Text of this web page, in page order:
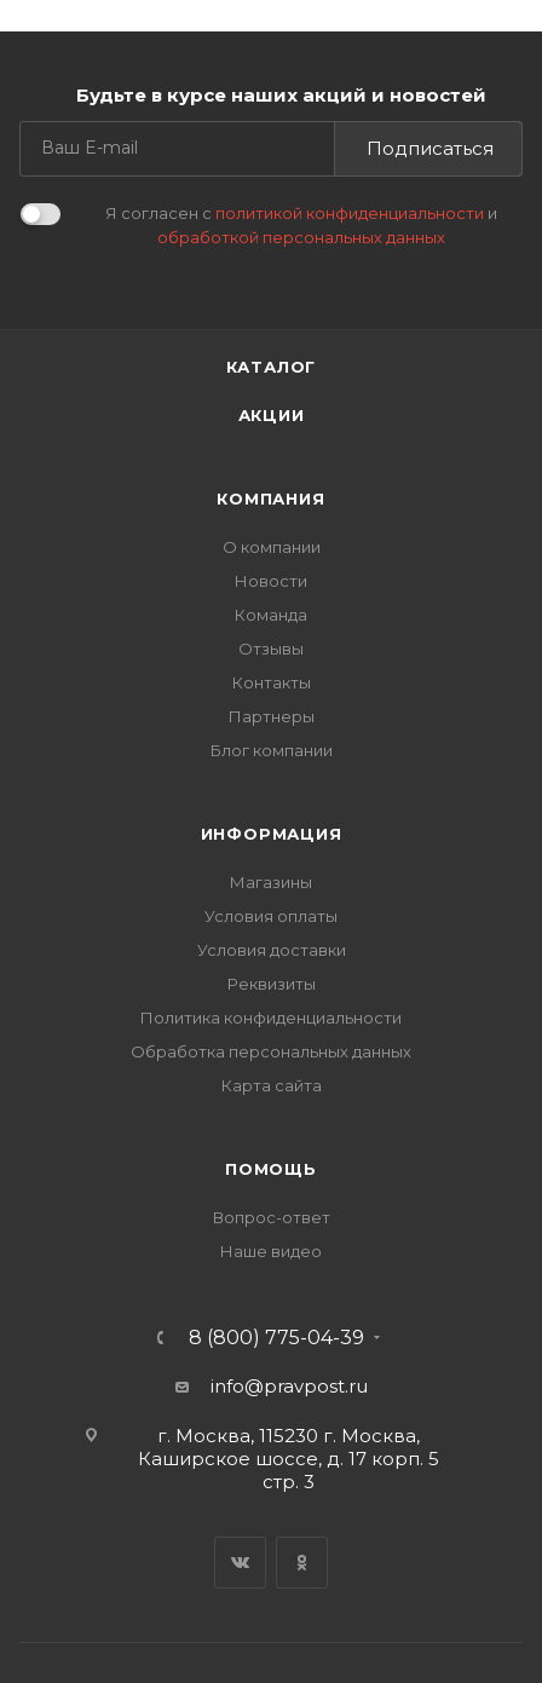
Будьте в курсе наших акций и новостей
Подписаться
Я согласен с политикой конфиденциальности и
обработкой персональных данных
КАТАЛОГ
АКЦИИ
КОМПАНИЯ
О компании
Новости
Команда
Отзывы
Контакты
Партнеры
Блог компании
ИНФОРМАЦИЯ
Магазины
Условия оплаты
Условия доставки
Реквизиты
Политика конфиденциальности
Обработка персональных данных
Карта сайта
ПОМОЩЬ
Вопрос-ответ
Наше видео
8 (800) 775-04-39
info@pravpost.ru
г. Москва, 115230 г. Москва,
Каширское шоссе, д. 17 корп. 5
стр. 3